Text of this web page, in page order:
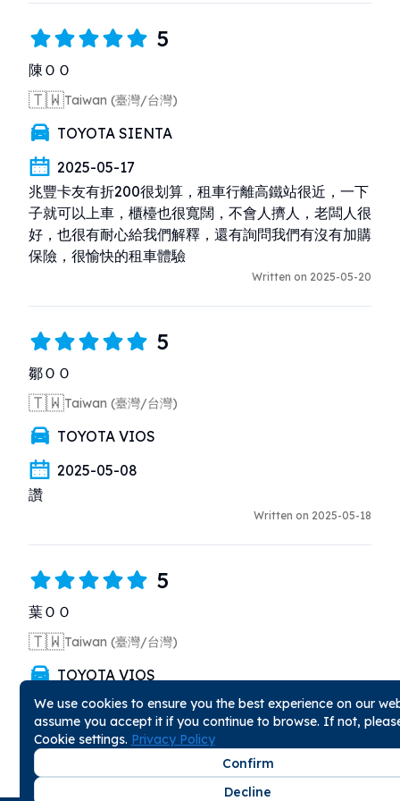
5
陳ＯＯ
🇹🇼Taiwan (臺灣/台灣)
TOYOTA SIENTA
2025-05-17
兆豐卡友有折200很划算，租車行離高鐵站很近，一下
子就可以上車，櫃檯也很寬闊，不會人擠人，老闆人很
好，也很有耐心給我們解釋，還有詢問我們有沒有加購
保險，很愉快的租車體驗
Written on 2025-05-20
5
鄒ＯＯ
🇹🇼Taiwan (臺灣/台灣)
TOYOTA VIOS
2025-05-08
讚
Written on 2025-05-18
5
葉ＯＯ
🇹🇼Taiwan (臺灣/台灣)
TOYOTA VIOS
2025-05-08
老闆的解說清楚易懂，服務也很優秀，車況很棒！有需
要會再預定的！
Written on 2025-05-11
We use cookies to ensure you the best experience on our
assume you accept it if you continue to browse. If not,
Cookie settings. Privacy Policy
Confirm
Decline